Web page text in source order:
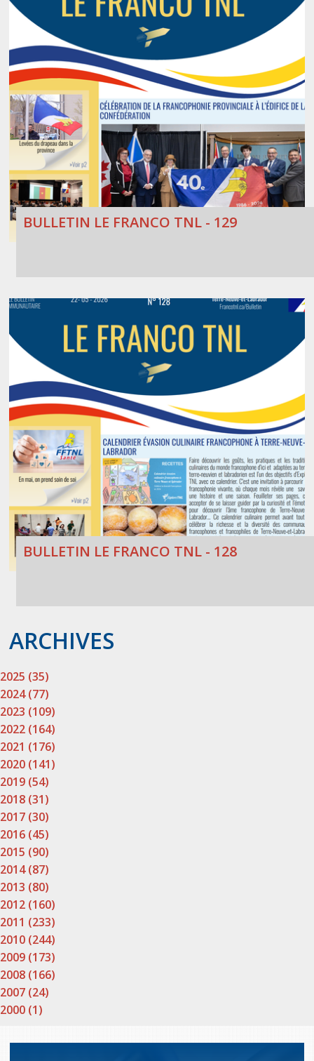
BULLETIN LE FRANCO TNL - 129
BULLETIN LE FRANCO TNL - 128
ARCHIVES
2025 (35)
2024 (77)
2023 (109)
2022 (164)
2021 (176)
2020 (141)
2019 (54)
2018 (31)
2017 (30)
2016 (45)
2015 (90)
2014 (87)
2013 (80)
2012 (160)
2011 (233)
2010 (244)
2009 (173)
2008 (166)
2007 (24)
2000 (1)